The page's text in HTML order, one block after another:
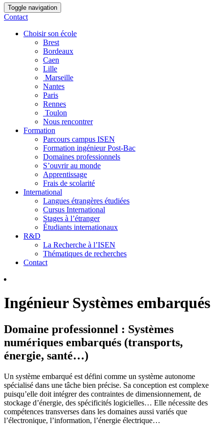
Toggle navigation
Contact
Choisir son école
Brest
Bordeaux
Caen
Lille
Marseille
Nantes
Paris
Rennes
Toulon
Nous rencontrer
Formation
Parcours campus ISEN
Formation ingénieur Post-Bac
Domaines professionnels
S’ouvrir au monde
Apprentissage
Frais de scolarité
International
Langues étrangères étudiées
Cursus International
Stages à l’étranger
Étudiants internationaux
R&D
La Recherche à l’ISEN
Thématiques de recherches
Contact
Ingénieur Systèmes embarqués
Domaine professionnel : Systèmes
numériques embarqués (transports,
énergie, santé…)
Un système embarqué est défini comme un système autonome
spécialisé dans une tâche bien précise. Sa conception est complexe
puisqu’elle doit intégrer des contraintes de dimensionnement, de
stockage d’énergie, des spécificités logicielles… Elle nécessite des
compétences transverses dans les domaines aussi variés que
l’électronique, l’information, l’énergie électrique…